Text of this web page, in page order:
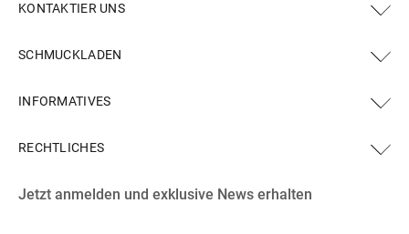
KONTAKTIER UNS
Facebook
Instagram
YouTube
X
Pinterest
SCHMUCKLADEN
INFORMATIVES
RECHTLICHES
Jetzt anmelden und exklusive News erhalten